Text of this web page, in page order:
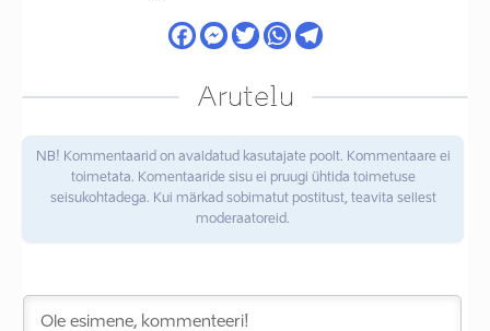
Arutelu
NB! Kommentaarid on avaldatud kasutajate poolt. Kommentaare ei
toimetata. Komentaaride sisu ei pruugi ühtida toimetuse
seisukohtadega. Kui märkad sobimatut postitust, teavita sellest
moderaatoreid.